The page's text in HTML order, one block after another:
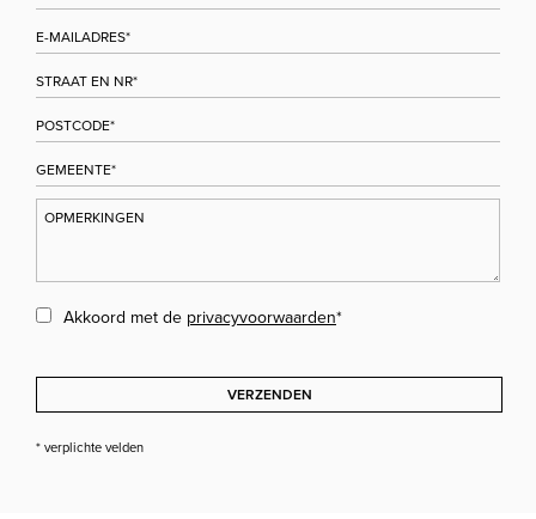
Akkoord met de privacyvoorwaarden*
VERZENDEN
* verplichte velden